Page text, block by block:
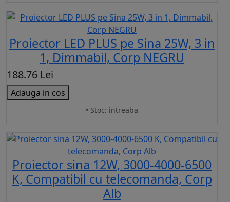
Proiector LED PLUS pe Sina 25W, 3 in
1, Dimmabil, Corp NEGRU
188.76 Lei
Adauga in cos
• Stoc: intreaba
Proiector sina 12W, 3000-4000-6500
K, Compatibil cu telecomanda, Corp
Alb